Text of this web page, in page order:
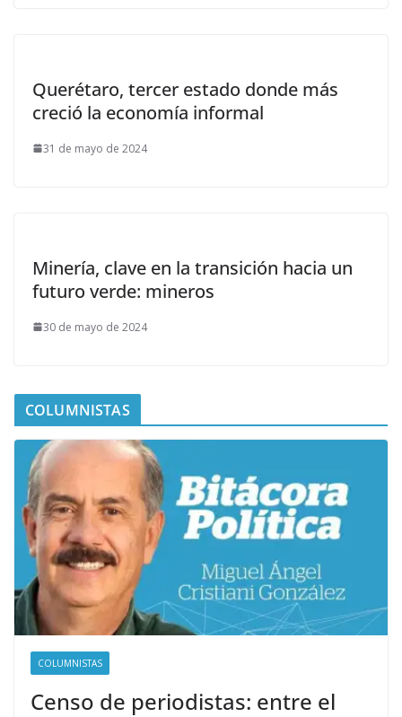
Querétaro, tercer estado donde más
creció la economía informal
31 de mayo de 2024
Minería, clave en la transición hacia un
futuro verde: mineros
30 de mayo de 2024
COLUMNISTAS
COLUMNISTAS
Censo de periodistas: entre el